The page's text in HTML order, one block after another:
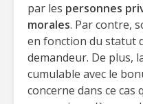
par les personnes
morales. Par contre,
en fonction du statut
demandeur. De plus,
cumulable avec le
concerne dans ce cas